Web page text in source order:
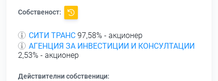
Собственост:
СИТИ ТРАНС 97,58% - акционер
АГЕНЦИЯ ЗА ИНВЕСТИЦИИ И КОНСУЛТАЦИИ
2,53% - акционер
Действителни собственици: